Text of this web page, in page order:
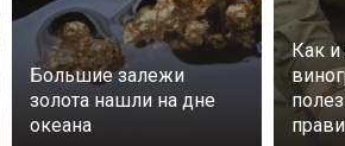
Большие залежи
золота нашли на дне
океана
Как и